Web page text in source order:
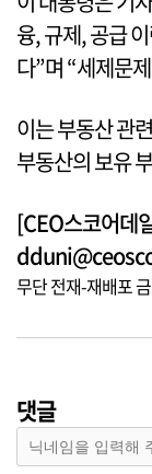
융, 규제, 공급
다”며 “세제문
이는 부동산 관
부동산의 보유
[CEO스코어데
무단 전재-재배포
댓글